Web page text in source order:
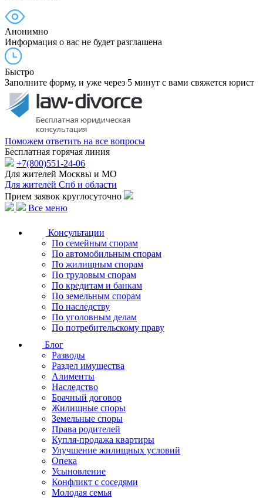
Анонимно
Информация о вас не будет разглашена
Быстро
Заполните форму, и уже через 5 минут с вами свяжется юрист
Поможем ответить на все вопросы
Бесплатная горячая линия
+7(800)551-24-06
Для жителей Москвы и МО
Для жителей Спб и области
Прием заявок круглосуточно
Все меню
Консультации
По семейным спорам
По автомобильным спорам
По жилищным спорам
По трудовым спорам
По кредитам и банкам
По земельным спорам
По наследству
По уголовным делам
По потребительскому праву
Блог
Разводы
Раздел имущества
Алименты
Наследство
Брачный договор
Жилищные споры
Земельные споры
Права родителей
Купля-продажа квартиры
Улучшение жилищных условий
Опека
Усыновление
Конфликт с соседями
Молодая семья